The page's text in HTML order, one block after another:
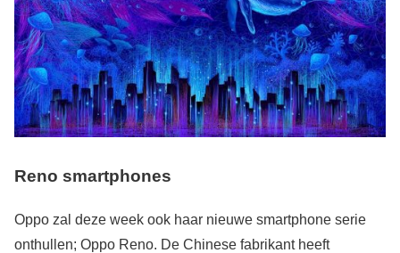
Reno smartphones
Oppo zal deze week ook haar nieuwe smartphone serie
onthullen; Oppo Reno. De Chinese fabrikant heeft